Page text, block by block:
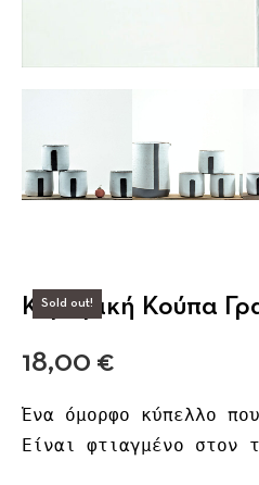
Sold out!
Κεραμική Κούπα
18,00 €
Ένα όμορφο κύπελλο
Είναι φτιαγμένο στον